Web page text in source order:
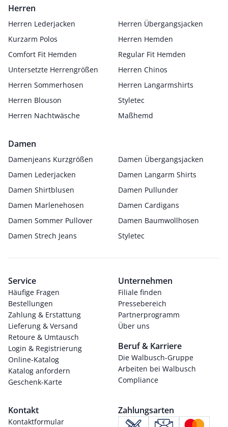
Herren
Herren Lederjacken
Herren Übergangsjacken
Kurzarm Polos
Herren Hemden
Comfort Fit Hemden
Regular Fit Hemden
Untersetzte Herrengrößen
Herren Chinos
Herren Sommerhosen
Herren Langarmshirts
Herren Blouson
Styletec
Herren Nachtwäsche
Maßhemd
Damen
Damenjeans Kurzgrößen
Damen Übergangsjacken
Damen Lederjacken
Damen Langarm Shirts
Damen Shirtblusen
Damen Pullunder
Damen Marlenehosen
Damen Cardigans
Damen Sommer Pullover
Damen Baumwollhosen
Damen Strech Jeans
Styletec
Service
Häufige Fragen
Bestellungen
Zahlung & Erstattung
Lieferung & Versand
Retoure & Umtausch
Login & Registrierung
Online-Katalog
Katalog anfordern
Geschenk-Karte
Unternehmen
Filiale finden
Pressebereich
Partnerprogramm
Über uns
Beruf & Karriere
Die Walbusch-Gruppe
Arbeiten bei Walbusch
Compliance
Kontakt
Kontaktformular
Zahlungsarten